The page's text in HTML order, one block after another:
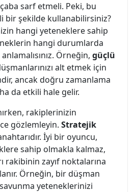
sarf etmeli. Peki, bu
bir şekilde kullanabilirsiniz?
hangi yeteneklere sahip
hangi durumlarda
Örneğin, güçlü
alt etmek için
ancak doğru zamanlama
da etkili hale gelir.
rakiplerinizin
gözlemleyin. Stratejik
İyi bir oyuncu,
sahip olmakla kalmaz,
rakibinin zayıf noktalarına
Örneğin, bir düşman
yeteneklerinizi